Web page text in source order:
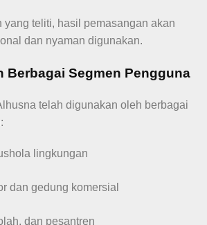
yang teliti, hasil pemasangan akan
dan nyaman digunakan.
Berbagai Segmen Pengguna
telah digunakan oleh berbagai
lingkungan
dan gedung komersial
dan pesantren